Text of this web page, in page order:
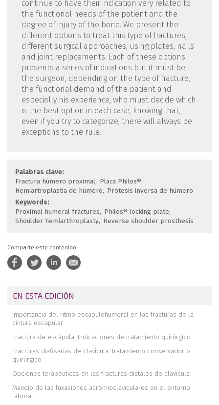
continue to have their indication very related to
the functional needs of the patient and the
degree of injury of the bone. We present the
different options to treat this type of fractures,
different surgical approaches, using plates, nails
and joint replacements. Each of these options
presents a series of indications but it must be
the surgeon, depending on the type of fracture,
the functional demand of the patient and
especially his experience, who must decide which
is the best option in each case, knowing that,
even if you try to categorize, there will always be
exceptions to the rule.
Palabras clave:
Fractura húmero proximal
Placa Philos®
Hemiartroplastia de húmero
Prótesis inversa de húmero
Keywords:
Proximal humeral fractures
Philos® locking plate
Shoulder hemiarthroplasty Reverse shoulder prosthesis
Comparte este contenido
EN ESTA EDICIÓN
Importancia del ritmo escapulohumeral en las fracturas de la
cintura escapular
Fractura de escápula. Indicaciones de tratamiento quirúrgico
Fracturas diafisarias de clavícula: tratamiento conservador o
quirúrgico
Opciones terapéuticas en las fracturas distales de clavícula
Manejo de las luxaciones acromioclaviculares en el entorno
laboral